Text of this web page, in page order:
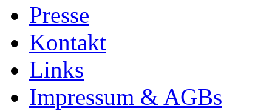
Presse
Kontakt
Links
Impressum & AGBs